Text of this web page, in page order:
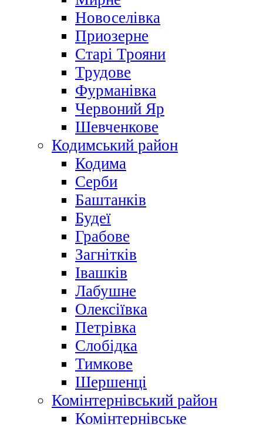
Новоселівка
Приозерне
Старі Трояни
Трудове
Фурманівка
Червоний Яр
Шевченкове
Кодимський район
Кодима
Серби
Баштанків
Будеї
Грабове
Загнітків
Івашків
Лабушне
Олексіївка
Петрівка
Слобідка
Тимкове
Шершенці
Комінтернівський район
Комінтернівське